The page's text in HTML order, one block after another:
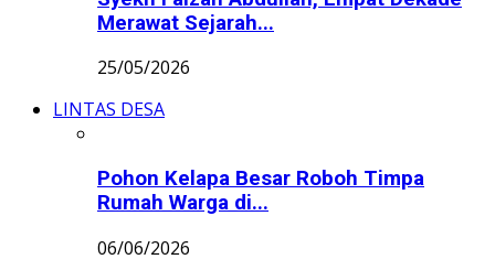
Merawat Sejarah...
25/05/2026
LINTAS DESA
Pohon Kelapa Besar Roboh Timpa
Rumah Warga di...
06/06/2026